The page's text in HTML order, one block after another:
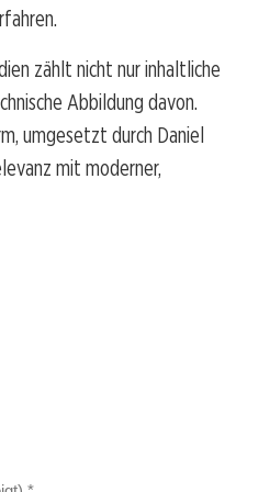
zählt nicht nur inhaltliche
Abbildung davon.
umgesetzt durch Daniel
mit moderner,